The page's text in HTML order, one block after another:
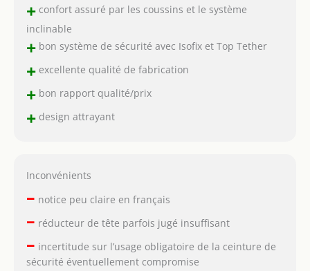
+confort assuré par les coussins et le système
inclinable
+bon système de sécurité avec Isofix et Top Tether
+excellente qualité de fabrication
+bon rapport qualité/prix
+design attrayant
Inconvénients
– notice peu claire en français
– réducteur de tête parfois jugé insuffisant
– incertitude sur l’usage obligatoire de la ceinture de
sécurité éventuellement compromise